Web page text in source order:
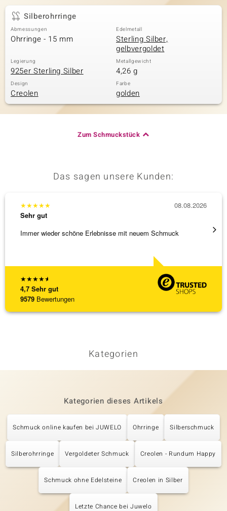
Classics
Silberohrringe
Abmessungen
Ohrringe - 15 mm
Edelmetall
Sterling Silber,
gelbvergoldet
Legierung
925er Sterling Silber
Metallgewicht
4,26 g
Design
Creolen
Farbe
golden
Zum Schmuckstück
Das sagen unsere Kunden:
★★★★★
4,7 Sehr gut
9579 Bewertungen
★★★★★
Sehr gut
Immer wieder schöne Erlebnisse mit neuem Schmuck
08.08.2026
Kategorien
Kategorien dieses Artikels
Schmuck online kaufen bei JUWELO Ohrringe Silberschmuck
Silberohrringe Vergoldeter Schmuck Creolen - Rundum Happy
Schmuck ohne Edelsteine Creolen in Silber
Letzte Chance bei Juwelo